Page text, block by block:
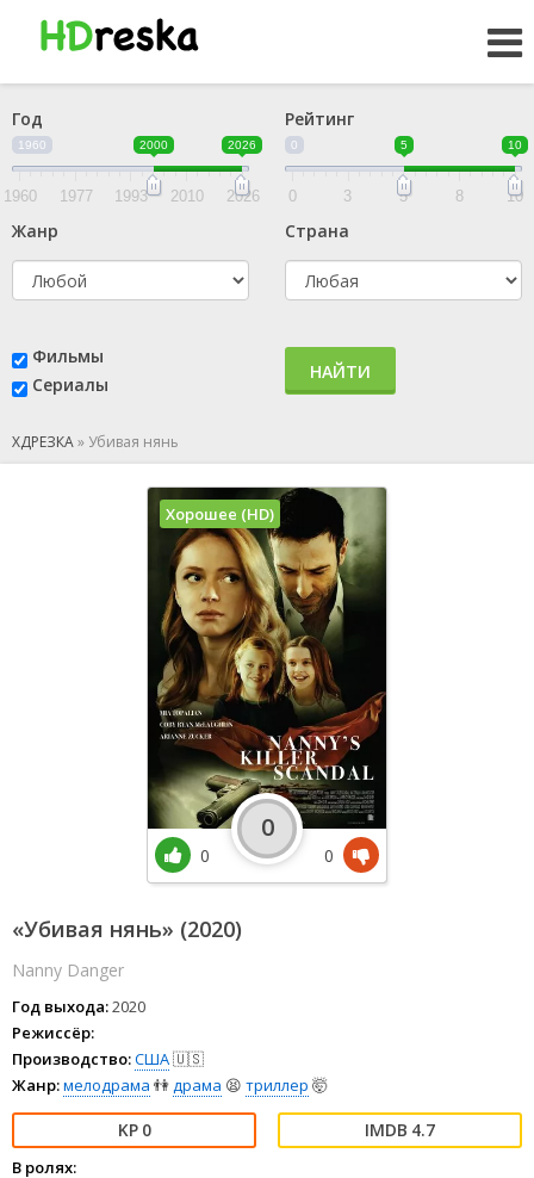
Год
1960 2000 2026
1960 1977 1993 2010 2026
Рейтинг
0 5 10
0 3 5 8 10
Жанр Страна
Фильмы
Сериалы
НАЙТИ
ХДРЕЗКА» Убивая нянь
«Убивая нянь» (2020)
Nanny Danger
Год выхода:2020
Режиссёр:
Производство:США🇺🇸
Жанр:мелодрама 👫 драма 😫 триллер 🤯
0 4.7
В ролях:
Хорошее (HD)
0
0
0